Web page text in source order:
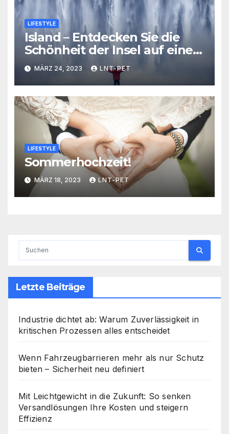
LIFESTYLE
Island – Entdecken Sie die
Schönheit der Insel auf einer
Rundreise
MÄRZ 24, 2023 LNT-PET
LIFESTYLE
Sommerhochzeit!
MÄRZ 18, 2023 LNT-PET
Letzte Beiträge
Industrie dichtet ab: Warum Zuverlässigkeit in
kritischen Prozessen alles entscheidet
Wenn Fahrzeugbarrieren mehr als nur Schutz
bieten – Sicherheit neu definiert
Mit Leichtgewicht in die Zukunft: So senken
Versandlösungen Ihre Kosten und steigern
Effizienz